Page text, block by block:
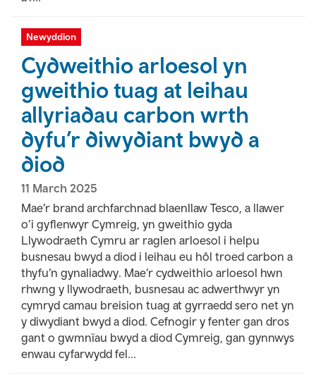
Newyddion
Cydweithio arloesol yn
gweithio tuag at leihau
allyriadau carbon wrth
dyfu’r diwydiant bwyd a
diod
11 March 2025
Mae’r brand archfarchnad blaenllaw Tesco, a llawer
o’i gyflenwyr Cymreig, yn gweithio gyda
Llywodraeth Cymru ar raglen arloesol i helpu
busnesau bwyd a diod i leihau eu hôl troed carbon a
thyfu’n gynaliadwy. Mae’r cydweithio arloesol hwn
rhwng y llywodraeth, busnesau ac adwerthwyr yn
cymryd camau breision tuag at gyrraedd sero net yn
y diwydiant bwyd a diod. Cefnogir y fenter gan dros
gant o gwmnïau bwyd a diod Cymreig, gan gynnwys
enwau cyfarwydd fel...